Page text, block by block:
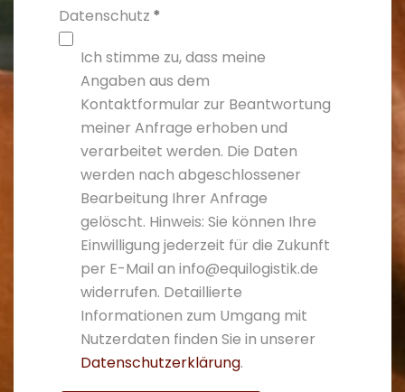
Datenschutz *
Ich stimme zu, dass meine
Angaben aus dem
Kontaktformular zur Beantwortung
meiner Anfrage erhoben und
verarbeitet werden. Die Daten
werden nach abgeschlossener
Bearbeitung Ihrer Anfrage
gelöscht. Hinweis: Sie können Ihre
Einwilligung jederzeit für die Zukunft
per E-Mail an info@equilogistik.de
widerrufen. Detaillierte
Informationen zum Umgang mit
Nutzerdaten finden Sie in unserer
Datenschutzerklärung.